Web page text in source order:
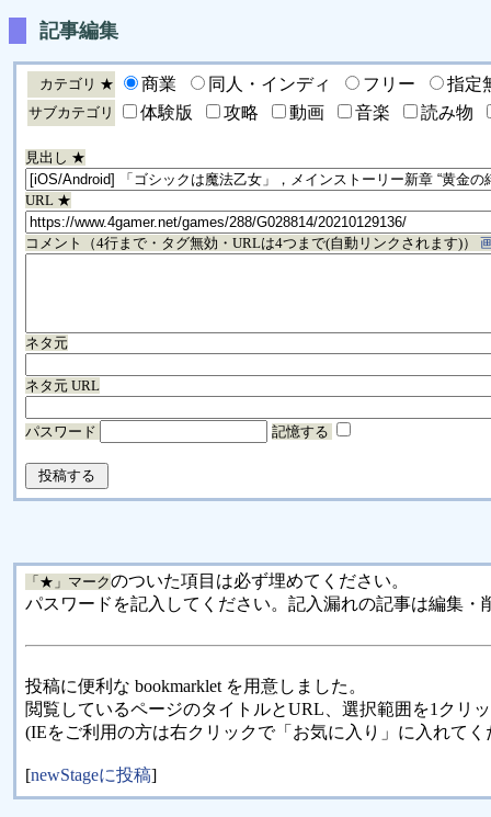
記事編集
カテゴリ ★ 商業 同人・インディ フリー 指定
サブカテゴリ 体験版 攻略 動画 音楽 読み物
見出し ★
URL ★
コメント（4行まで・タグ無効・URLは4つまで(自動リンクされます)）
ネタ元
ネタ元 URL
パスワード 記憶する
「★」マークのついた項目は必ず埋めてください。
パスワードを記入してください。記入漏れの記事は編集・
投稿に便利な bookmarklet を用意しました。
閲覧しているページのタイトルとURL、選択範囲を1クリ
(IEをご利用の方は右クリックで「お気に入り」に入れてく
[newStageに投稿]